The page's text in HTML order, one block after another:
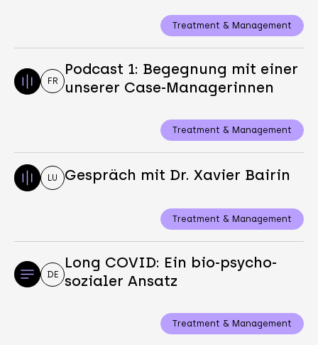
Treatment & Management
FR
Podcast 1: Begegnung mit einer
unserer Case-Managerinnen
Treatment & Management
LU Gespräch mit Dr. Xavier Bairin
Treatment & Management
DE
Long COVID: Ein bio-psycho-
sozialer Ansatz
Treatment & Management